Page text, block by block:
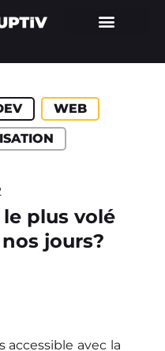
WEB
le plus volé
jours?
accessible avec la